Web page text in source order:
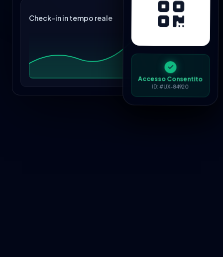
Check-in in tempo reale
Accesso Consentito
ID: #UX-84920